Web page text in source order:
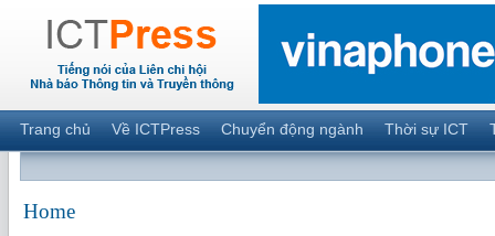
Trang chủ Về ICTPress Chuyển động ngành Thời sự ICT
Home